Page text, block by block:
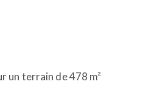
un terrain de 478 m²